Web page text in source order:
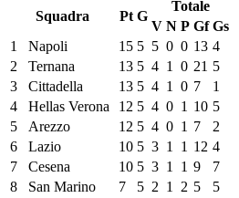
Squadra Pt G
Totale
V N P Gf Gs
1
Napoli 15 5 5 0 0 13 4
2
Ternana 13 5 4 1 0 21 5
3
Cittadella 13 5 4 1 0 7
1
4
Hellas Verona 12 5 4 0 1 10 5
5
Arezzo 12 5 4 0 1 7
2
6
Lazio 10 5 3 1 1 12 4
7
Cesena 10 5 3 1 1 9
7
8
San Marino 7 5 2 1 2 5
5